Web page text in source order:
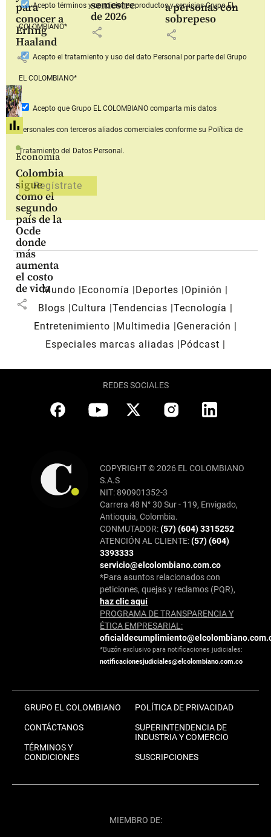
para
conocer a
Erling
Haaland
share
semestre
de 2026
share
a personas con
sobrepeso
share
Economía
Colombia
sigue
como el
segundo
país de la
Ocde
donde
más
aumenta
el costo
de vida
share
Aceptotérminos y condiciones productos y serviciosGrupo EL
COLOMBIANO*
Acepto el tratamiento y uso del dato Personal por parte del Grupo
EL COLOMBIANO*
Acepto que Grupo EL COLOMBIANOcomparta mis datos
personales con terceros aliados comerciales conforme su Política de
Tratamiento del Datos Personal.
Mundo Economía Deportes
Opinión
Blogs
Cultura Tendencias Tecnología
Entretenimiento
Multimedia
Generación
Especiales marcas aliadas
Pódcast
REDES SOCIALES
COPYRIGHT © 2026 EL COLOMBIANO
S.A.S
NIT: 890901352-3
Carrera 48 N° 30 Sur - 119, Envigado,
Antioquia, Colombia.
CONMUTADOR:(57) (604) 3315252
ATENCIÓN AL CLIENTE:(57) (604)
3393333
servicio@elcolombiano.com.co
*Para asuntos relacionados con
peticiones, quejas y reclamos (PQR),
haz clic aquí
PROGRAMA DE TRANSPARENCIA Y
ÉTICA EMPRESARIAL:
*Buzón exclusivo para notificaciones judiciales:
notificacionesjudiciales@elcolombiano.com.co
GRUPO EL COLOMBIANO
CONTÁCTANOS
TÉRMINOS Y
CONDICIONES
POLÍTICA DE PRIVACIDAD
SUPERINTENDENCIA DE
INDUSTRIA Y COMERCIO
SUSCRIPCIONES
MIEMBRO DE: